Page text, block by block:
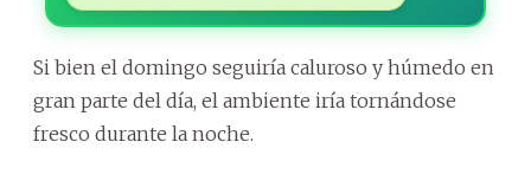
Si bien el domingo seguiría caluroso y húmedo en
gran parte del día, el ambiente iría tornándose
fresco durante la noche.